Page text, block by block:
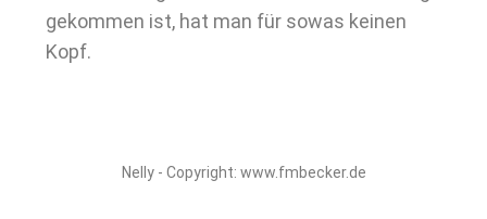
gekommen ist, hat man für sowas keinen
Kopf.
Nelly - Copyright: www.fmbecker.de